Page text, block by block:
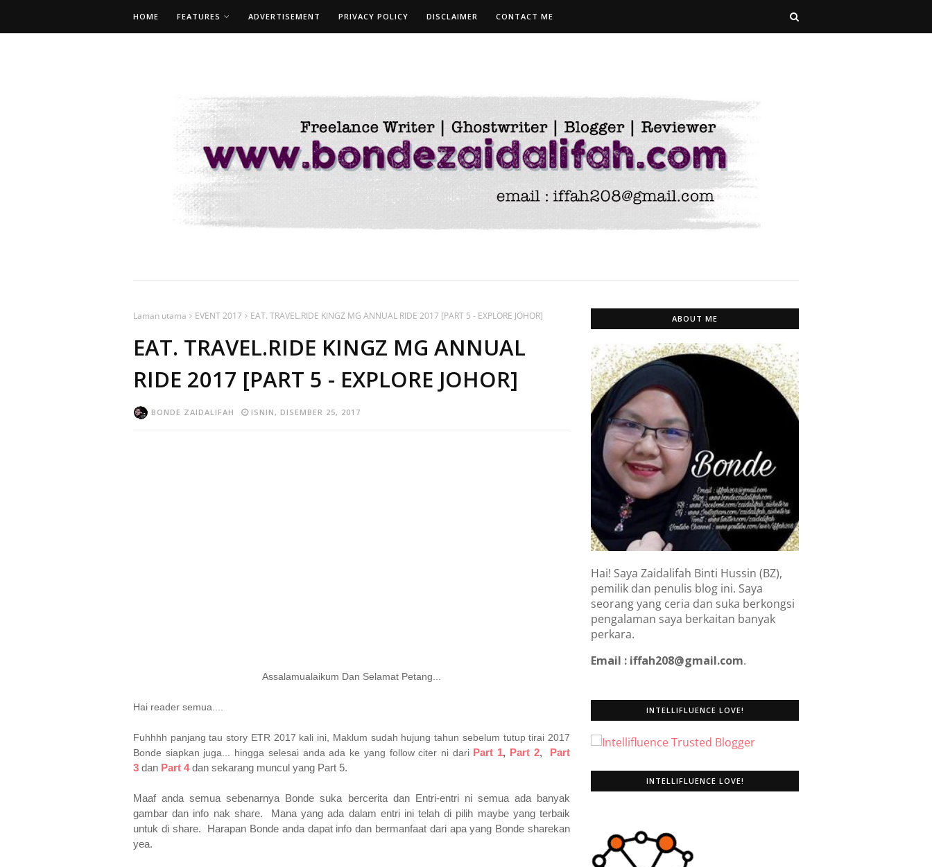
HOME FEATURES ADVERTISEMENT PRIVACY POLICY DISCLAIMER CONTACT ME
Laman utama EVENT 2017 EAT. TRAVEL.RIDE KINGZ MG ANNUAL RIDE 2017 [PART 5 - EXPLORE JOHOR]
EAT. TRAVEL.RIDE KINGZ MG ANNUAL
RIDE 2017 [PART 5 - EXPLORE JOHOR]
BONDE ZAIDALIFAH ISNIN, DISEMBER 25, 2017
Assalamualaikum Dan Selamat Petang...
Hai reader semua....
Fuhhhh panjang tau story ETR 2017 kali ini, Maklum sudah hujung tahun sebelum tutup tirai 2017
Bonde siapkan juga... hingga selesai anda ada ke yang follow citer ni dari Part 1, Part 2,
Part
3 dan Part 4 dan sekarang muncul yang Part 5.
Maaf anda semua sebenarnya Bonde suka bercerita dan Entri-entri ni semua ada banyak
gambar dan info nak share. Mana yang ada dalam entri ini telah di pilih maybe yang terbaik
untuk di share. Harapan Bonde anda dapat info dan bermanfaat dari apa yang Bonde sharekan
yea.
ABOUT ME
Hai! Saya Zaidalifah Binti Hussin (BZ),
pemilik dan penulis blog ini. Saya
seorang yang ceria dan suka berkongsi
pengalaman saya berkaitan banyak
perkara.
Email : iffah208@gmail.com.
INTELLIFLUENCE LOVE!
INTELLIFLUENCE LOVE!